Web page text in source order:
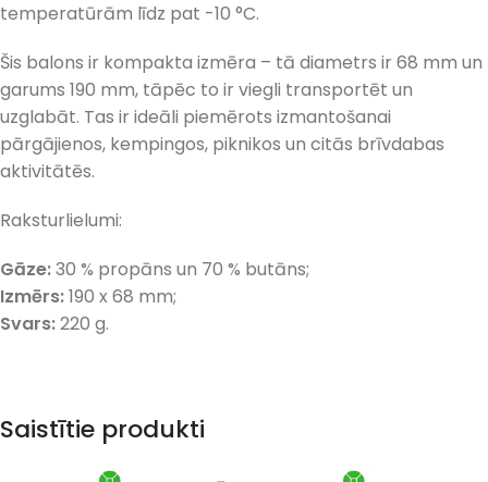
temperatūrām līdz pat -10 °C.
Šis balons ir kompakta izmēra – tā diametrs ir 68 mm un
garums 190 mm, tāpēc to ir viegli transportēt un
uzglabāt. Tas ir ideāli piemērots izmantošanai
pārgājienos, kempingos, piknikos un citās brīvdabas
aktivitātēs.
Raksturlielumi:
Gāze:30 % propāns un 70 % butāns;
Izmērs:190 x 68 mm;
Svars:220 g.
Saistītie produkti